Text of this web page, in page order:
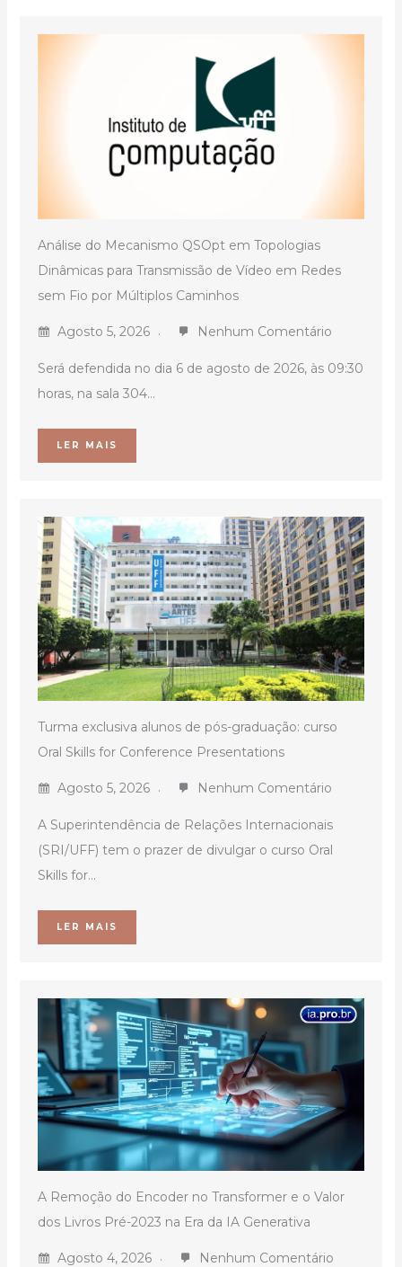
Análise do Mecanismo QSOpt em Topologias
Dinâmicas para Transmissão de Vídeo em Redes
sem Fio por Múltiplos Caminhos
Agosto 5, 2026 Nenhum Comentário
Será defendida no dia 6 de agosto de 2026, às 09:30
horas, na sala 304...
LER MAIS
Turma exclusiva alunos de pós-graduação: curso
Oral Skills for Conference Presentations
Agosto 5, 2026 Nenhum Comentário
A Superintendência de Relações Internacionais
(SRI/UFF) tem o prazer de divulgar o curso Oral
Skills for...
LER MAIS
A Remoção do Encoder no Transformer e o Valor
dos Livros Pré-2023 na Era da IA Generativa
Agosto 4, 2026 Nenhum Comentário